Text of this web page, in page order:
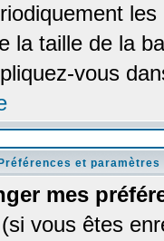
la taille de la
vous
Préférences et
mes
vous êtes